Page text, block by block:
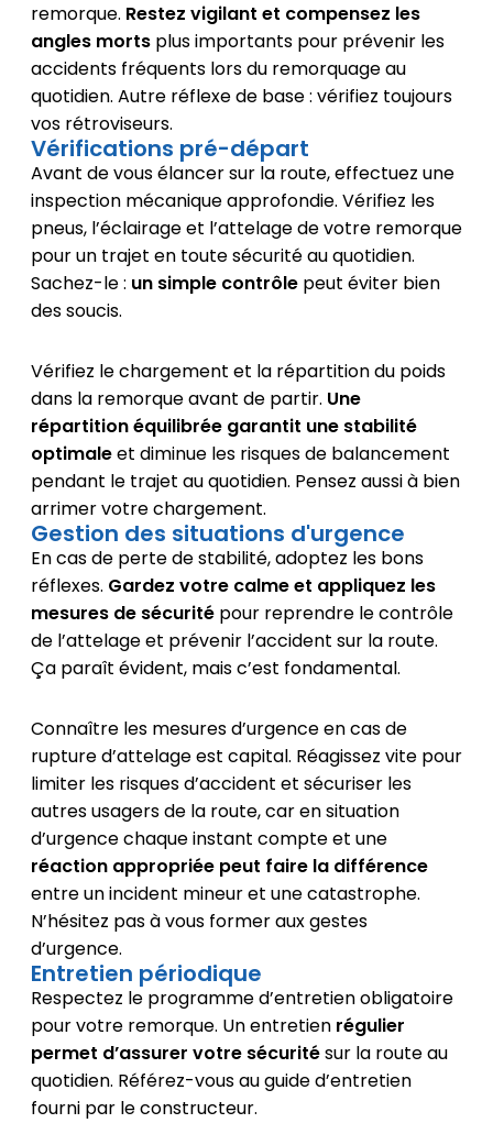
remorque. Restez vigilant et compensez les
angles mortsplus importants pour prévenir les
accidents fréquents lors du remorquage au
quotidien. Autre réflexe de base : vérifiez toujours
vos rétroviseurs.
Vérifications pré-départ
Avant de vous élancer sur la route, effectuez une
inspection mécanique approfondie. Vérifiez les
pneus, l’éclairage et l’attelage de votre remorque
pour un trajet en toute sécurité au quotidien.
Sachez-le : un simple contrôlepeut éviter bien
des soucis.
Vérifiez le chargement et la répartition du poids
dans la remorque avant de partir. Une
répartition équilibrée garantit une stabilité
optimaleet diminue les risques de balancement
pendant le trajet au quotidien. Pensez aussi à bien
arrimer votre chargement.
Gestion des situations d'urgence
En cas de perte de stabilité, adoptez les bons
réflexes. Gardez votre calme et appliquez les
mesures de sécuritépour reprendre le contrôle
de l’attelage et prévenir l’accident sur la route.
Ça paraît évident, mais c’est fondamental.
Connaître les mesures d’urgence en cas de
rupture d’attelage est capital. Réagissez vite pour
limiter les risques d’accident et sécuriser les
autres usagers de la route, car en situation
d’urgence chaque instant compte et une
réaction appropriée peut faire la différence
entre un incident mineur et une catastrophe.
N’hésitez pas à vous former aux gestes
d’urgence.
Entretien périodique
Respectez le programme d’entretien obligatoire
pour votre remorque. Un entretien régulier
permet d’assurer votre sécuritésur la route au
quotidien. Référez-vous au guide d’entretien
fourni par le constructeur.